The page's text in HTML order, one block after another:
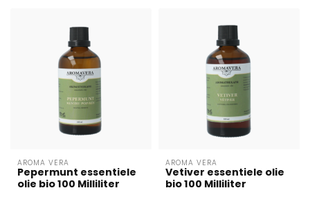
AROMA VERA
Pepermunt essentiele
olie bio 100 Milliliter
AROMA VERA
Vetiver essentiele olie
bio 100 Milliliter